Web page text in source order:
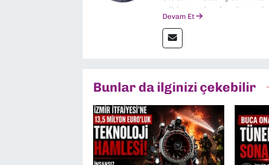
gibi yayınlarda görev
Devam Et
Bunlar da ilginizi çekebilir